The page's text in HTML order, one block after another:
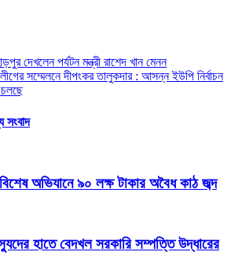
দেখলেন পর্যটন মন্ত্রী রাশেদ খান মেনন
সম্মেলনে দীপংকর তালুকদার : আসন্ন ইউপি নির্বাচন
চলছে
সংবাদ
অভিযানে ৯০ লক্ষ টাকার অবৈধ কাঠ জব্দ
হাতে বেদখল সরকারি সম্পত্তি উদ্ধারের